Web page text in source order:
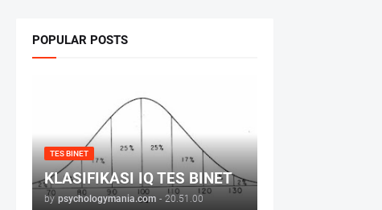
POPULAR POSTS
TES BINET
KLASIFIKASI IQ TES BINET
by psychologymania.com - 20.51.00